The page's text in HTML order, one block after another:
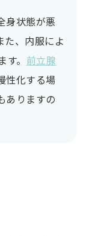
身状態が悪
た、内服によ
。 前立腺
性化する場
ありますの